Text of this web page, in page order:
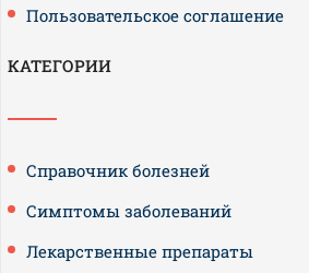
Пользовательское соглашение
КАТЕГОРИИ
Справочник болезней
Симптомы заболеваний
Лекарственные препараты